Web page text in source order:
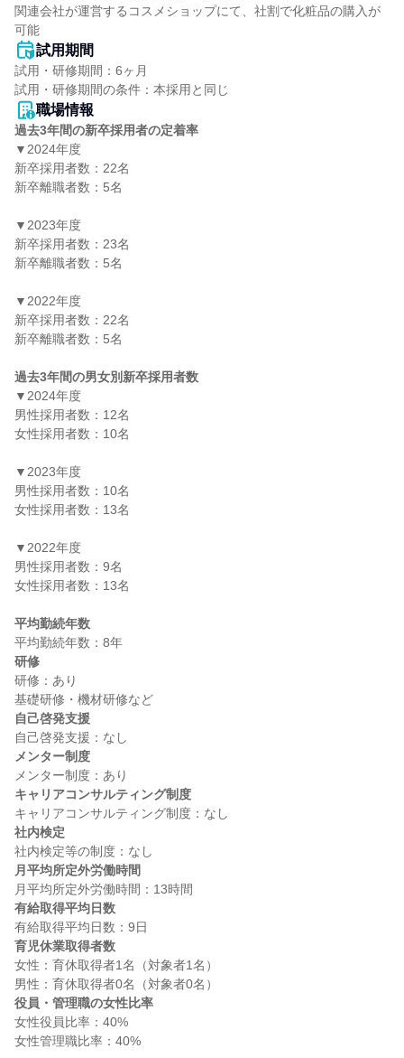
関連会社が運営するコスメショップにて、社割で化粧品の購入が
可能
試用期間
試用・研修期間：6ヶ月
職場情報
過去3年間の新卒採用者の定着率
▼2024年度
新卒採用者数：22名
新卒離職者数：5名
▼2023年度
新卒採用者数：23名
新卒離職者数：5名
▼2022年度
新卒採用者数：22名
新卒離職者数：5名
過去3年間の男女別新卒採用者数
▼2024年度
男性採用者数：12名
女性採用者数：10名
▼2023年度
男性採用者数：10名
女性採用者数：13名
▼2022年度
男性採用者数：9名
女性採用者数：13名
平均勤続年数
研修
研修：あり
自己啓発支援
メンター制度
キャリアコンサルティング制度
社内検定
月平均所定外労働時間
有給取得平均日数
育児休業取得者数
女性：育休取得者1名（対象者1名）
役員・管理職の女性比率
女性役員比率：40%